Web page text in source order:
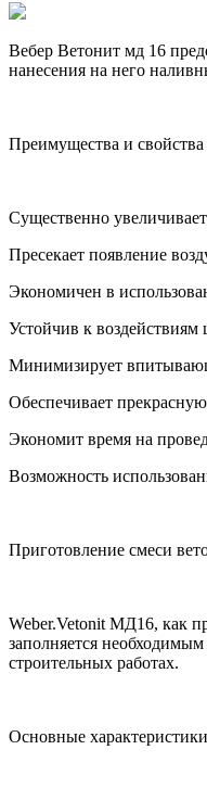
Вебер Ветонит мд 16
нанесения на него
Преимущества и
Существенно
Пресекает появление
Экономичен в
Устойчив к воздействиям
Минимизирует
Обеспечивает
Экономит время на
Возможность
Приготовление смеси
Weber.Vetonit МД16, как
заполняется
строительных работах.
Основные